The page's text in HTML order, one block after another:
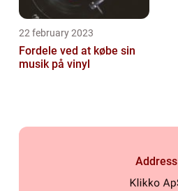
22 february 2023
Fordele ved at købe sin
musik på vinyl
Address